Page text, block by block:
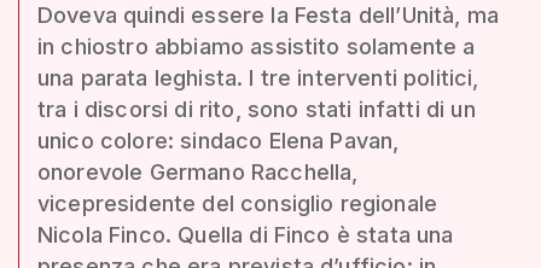
Doveva quindi essere la Festa dell’Unità, ma
in chiostro abbiamo assistito solamente a
una parata leghista. I tre interventi politici,
tra i discorsi di rito, sono stati infatti di un
unico colore: sindaco Elena Pavan,
onorevole Germano Racchella,
vicepresidente del consiglio regionale
Nicola Finco. Quella di Finco è stata una